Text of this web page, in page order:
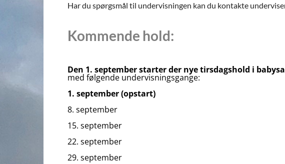
Har du spørgsmål til undervisningen kan du kontakte
Kommende hold:
Den 1. september starter der nye tirsdagshold i
med følgende undervisningsgange:
1. september (opstart)
8. september
15. september
22. september
29. september